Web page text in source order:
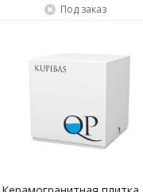
Под заказ